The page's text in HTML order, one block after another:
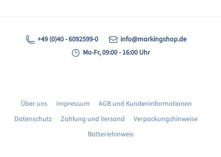
+49 (0)40 - 6092599-0
info@markingshop.de
Mo-Fr, 09:00 - 16:00 Uhr
Über uns Impressum
AGB und Kundeninformationen
Datenschutz
Zahlung und Versand
Verpackungshinweise
Batteriehinweis